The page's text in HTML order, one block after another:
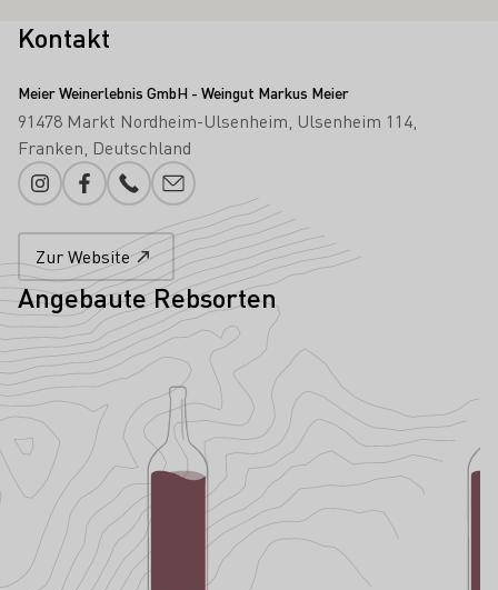
Kontakt
Meier Weinerlebnis GmbH - Weingut Markus Meier
91478 Markt Nordheim-Ulsenheim Ulsenheim 114
Franken Deutschland
InstagramFacebookTelefonnummer
E-Mail-Adresse
Zur Website
Angebaute Rebsorten